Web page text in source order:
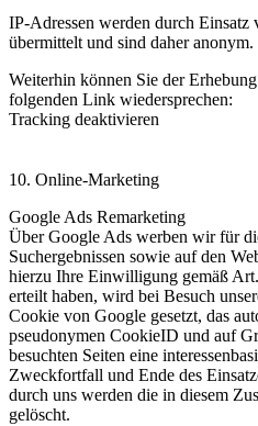
IP-Adressen werden durch
übermittelt und sind daher anonym.
Weiterhin können Sie der
folgenden Link wiedersprechen:
Tracking deaktivieren
10. Online-Marketing
Google Ads Remarketing
Über Google Ads werben wir für
Suchergebnissen sowie auf den
hierzu Ihre Einwilligung gemäß
erteilt haben, wird bei Besuch
Cookie von Google gesetzt, das
pseudonymen CookieID und auf
besuchten Seiten eine
Zweckfortfall und Ende des
durch uns werden die in diesem
gelöscht.